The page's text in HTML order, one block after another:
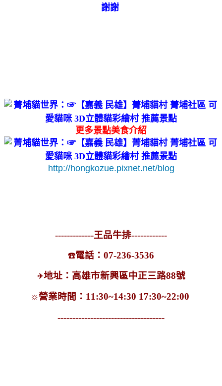
謝謝
更多景點美食介紹
http://hongkozue.pixnet.net/blog
-------------王品牛排------------
☎電話：07-236-3536
✈地址：高雄市新興區中正三路88號
☼營業時間：11:30~14:30 17:30~22:00
------------------------------------